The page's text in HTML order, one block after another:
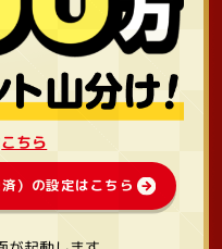
こちら
）の設定はこちら